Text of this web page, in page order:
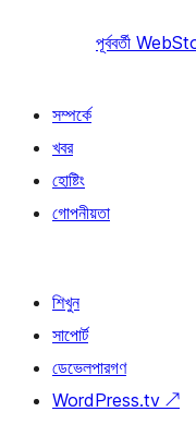
পূর্ববর্তী
সম্পর্কে
খবর
হোষ্টিং
গোপনীয়তা
শিখুন
সাপোর্ট
ডেভেলপারগণ
WordPress.tv ↗